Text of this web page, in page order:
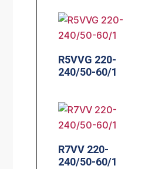
R5VVG 220-
240/50-60/1
R7VV 220-
240/50-60/1